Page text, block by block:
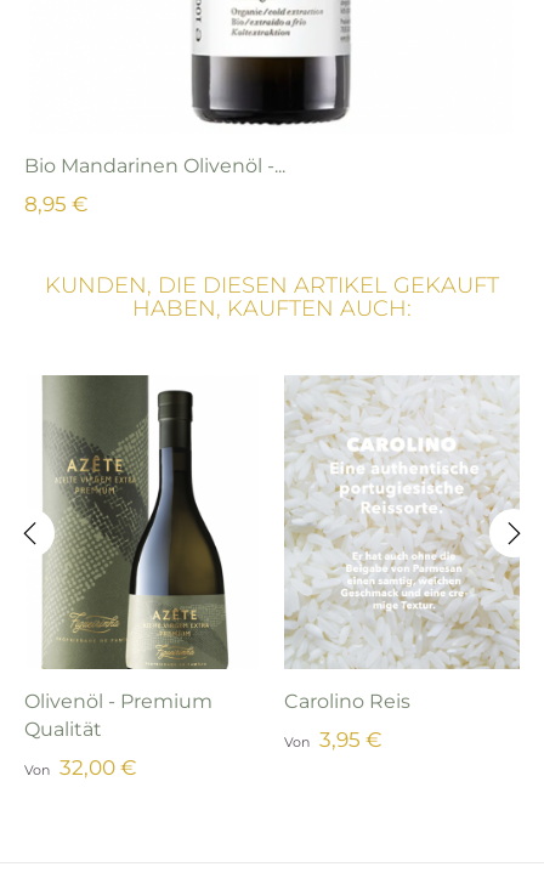
Bio Mandarinen Olivenöl -...
8,95 €
KUNDEN, DIE DIESEN ARTIKEL GEKAUFT
HABEN, KAUFTEN AUCH:
Olivenöl - Premium
Qualität
Von 32,00 €
Carolino Reis
Von 3,95 €
›